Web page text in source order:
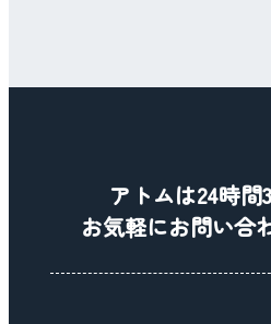
アトムは24時間
お気軽にお問い合